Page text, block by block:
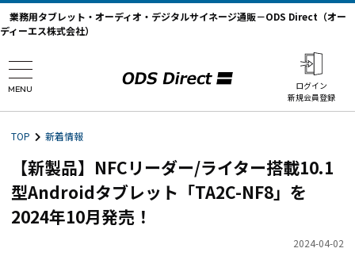
業務用タブレット・オーディオ・デジタルサイネージ通販－ODS Direct（オー
ディーエス株式会社）
MENU
ログイン
新規会員登録
TOP 新着情報
【新製品】NFCリーダー/ライター搭載10.1
型Androidタブレット「TA2C-NF8」を
2024年10月発売！
2024-04-02